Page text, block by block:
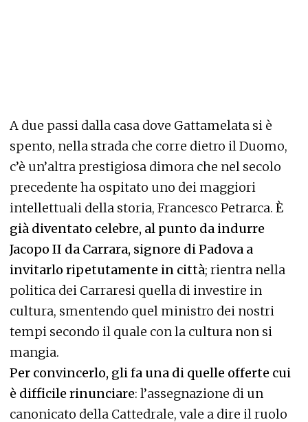
A due passi dalla casa dove Gattamelata si è
spento, nella strada che corre dietro il Duomo,
c’è un’altra prestigiosa dimora che nel secolo
precedente ha ospitato uno dei maggiori
intellettuali della storia, Francesco Petrarca. È
già diventato celebre, al punto da indurre
Jacopo II da Carrara, signore di Padova a
invitarlo ripetutamente in città; rientra nella
politica dei Carraresi quella di investire in
cultura, smentendo quel ministro dei nostri
tempi secondo il quale con la cultura non si
mangia.
Per convincerlo, gli fa una di quelle offerte cui
è difficile rinunciare: l’assegnazione di un
canonicato della Cattedrale, vale a dire il ruolo